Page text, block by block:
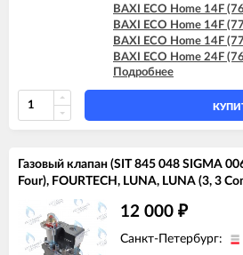
BAXI ECO Home 14F
BAXI ECO Home 14F
BAXI ECO Home 14F
BAXI ECO Home 24F
BAXI ECO Home 24F
BAXI ECO Home 24F
BAXI ECO-4s 1.24 F
BAXI ECO-4s 10 F
BAXI ECO-4s 24 F
Подробнее
Газовый клапан (SIT 845 048 SIGMA
Four), FOURTECH, LUNA, LUNA (3, 3
12 000 ₽
Санкт-Петербург: